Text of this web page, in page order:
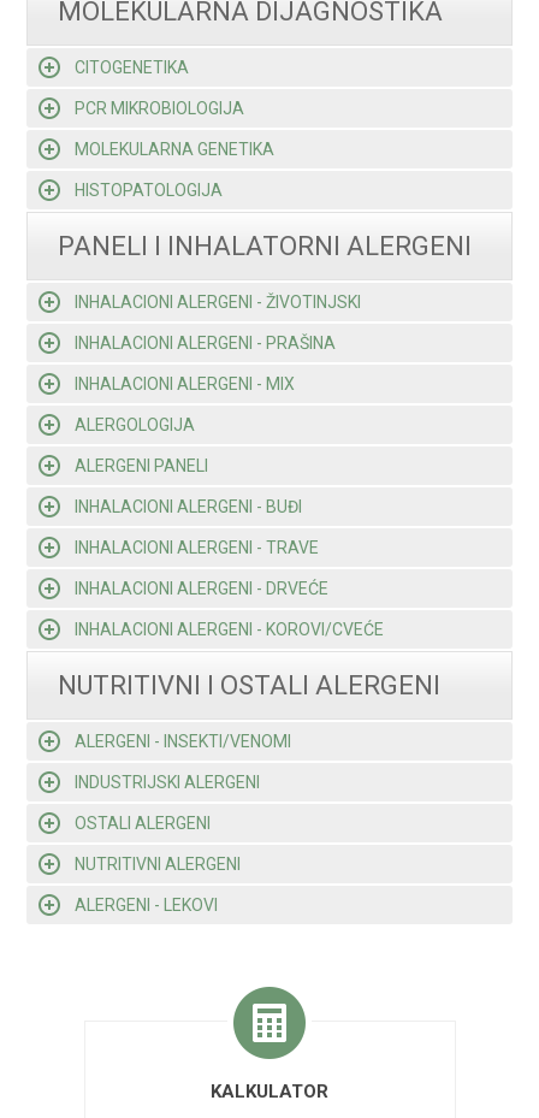
MOLEKULARNA DIJAGNOSTIKA
CITOGENETIKA
PCR MIKROBIOLOGIJA
MOLEKULARNA GENETIKA
HISTOPATOLOGIJA
PANELI I INHALATORNI ALERGENI
INHALACIONI ALERGENI - ŽIVOTINJSKI
INHALACIONI ALERGENI - PRAŠINA
INHALACIONI ALERGENI - MIX
ALERGOLOGIJA
ALERGENI PANELI
INHALACIONI ALERGENI - BUĐI
INHALACIONI ALERGENI - TRAVE
INHALACIONI ALERGENI - DRVEĆE
INHALACIONI ALERGENI - KOROVI/CVEĆE
NUTRITIVNI I OSTALI ALERGENI
ALERGENI - INSEKTI/VENOMI
INDUSTRIJSKI ALERGENI
OSTALI ALERGENI
NUTRITIVNI ALERGENI
ALERGENI - LEKOVI
KALKULATOR